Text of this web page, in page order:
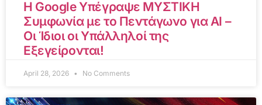
Η Google Υπέγραψε ΜΥΣΤΙΚΗ
Συμφωνία με το Πεντάγωνο για AI –
Οι Ίδιοι οι Υπάλληλοί της
Εξεγείρονται!
April 28, 2026 No Comments